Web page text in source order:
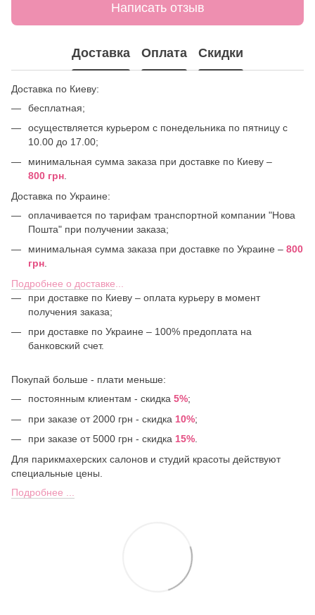
Написать отзыв
Доставка Оплата Скидки
Доставка по Киеву:
бесплатная;
осуществляется курьером с понедельника по пятницу с
10.00 до 17.00;
минимальная сумма заказа при доставке по Киеву –
800 грн.
Доставка по Украине:
оплачивается по тарифам транспортной компании "Нова
Пошта" при получении заказа;
минимальная сумма заказа при доставке по Украине – 800
грн
Подробнее о доставке
при доставке по Киеву – оплата курьеру в момент
получения заказа;
при доставке по Украине – 100% предоплата на
банковский счет.
Покупай больше - плати меньше:
постоянным клиентам - скидка 5%;
при заказе от 2000 грн - скидка 10%;
при заказе от 5000 грн - скидка 15%
Для парикмахерских салонов и студий красоты действуют
специальные цены.
Подробнее ...